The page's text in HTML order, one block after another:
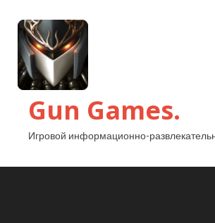
Gun Games.
Игровой информационно-